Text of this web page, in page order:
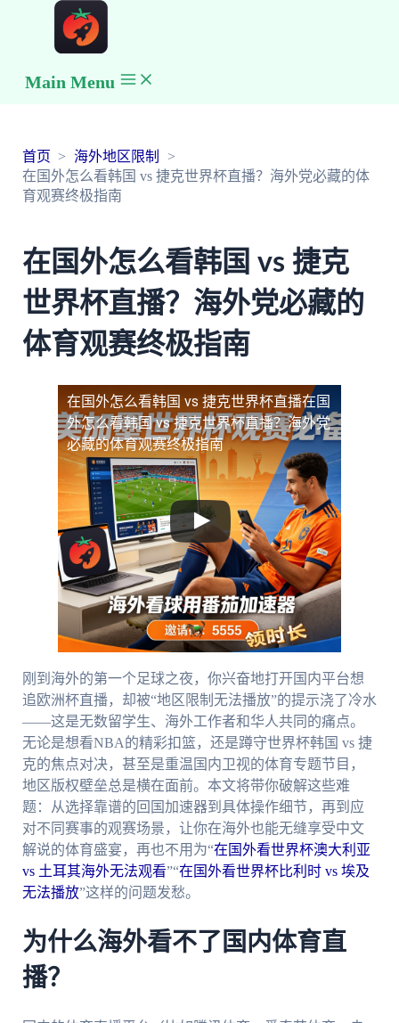
Main Menu
首页
海外地区限制
在国外怎么看韩国 vs 捷克世界杯直播？海外党必藏的体
育观赛终极指南
在国外怎么看韩国 vs 捷克
世界杯直播？海外党必藏的
体育观赛终极指南
在国外怎么看韩国 vs 捷克世界杯直播在国
外怎么看韩国 vs 捷克世界杯直播？海外党
必藏的体育观赛终极指南
刚到海外的第一个足球之夜，你兴奋地打开国内平台想
追欧洲杯直播，却被“地区限制无法播放”的提示浇了冷水
——这是无数留学生、海外工作者和华人共同的痛点。
无论是想看NBA的精彩扣篮，还是蹲守世界杯韩国 vs 捷
克的焦点对决，甚至是重温国内卫视的体育专题节目，
地区版权壁垒总是横在面前。本文将带你破解这些难
题：从选择靠谱的回国加速器到具体操作细节，再到应
对不同赛事的观赛场景，让你在海外也能无缝享受中文
解说的体育盛宴，再也不用为“在国外看世界杯澳大利亚
vs 土耳其海外无法观看”“在国外看世界杯比利时 vs 埃及
无法播放”这样的问题发愁。
为什么海外看不了国内体育直
播？